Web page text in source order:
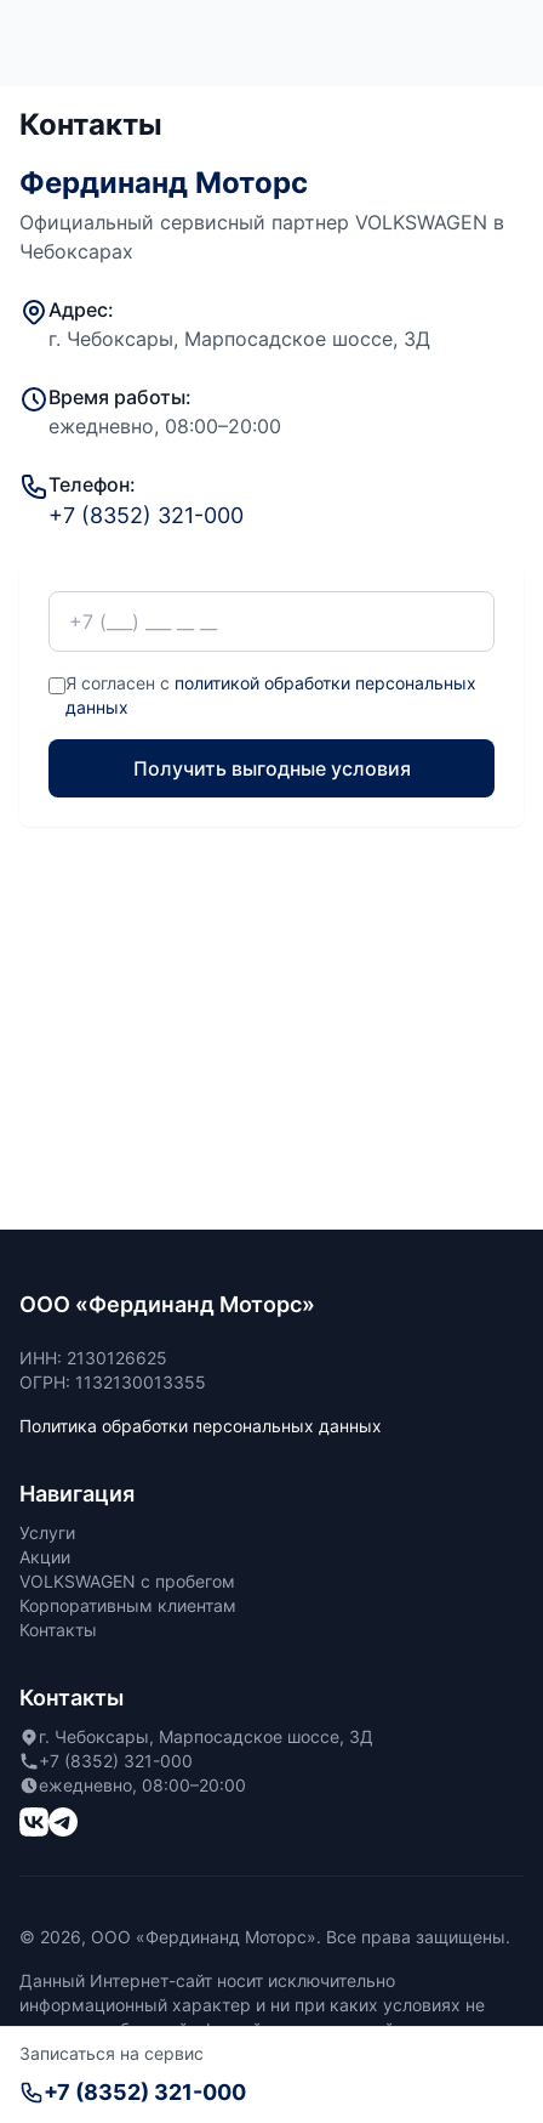
Записаться на сервис
+7 (8352) 321-000
Контакты
Фердинанд Моторс
Официальный сервисный партнер VOLKSWAGEN в
Чебоксарах
Адрес:
г. Чебоксары, Марпосадское шоссе, 3Д
Время работы:
ежедневно, 08:00–20:00
Телефон:
+7 (8352) 321-000
Я согласен с политикой обработки персональных
данных
Получить выгодные условия
ООО «Фердинанд Моторс»
ИНН: 2130126625
ОГРН: 1132130013355
Политика обработки персональных данных
Навигация
Услуги
Акции
VOLKSWAGEN с пробегом
Корпоративным клиентам
Контакты
Контакты
г. Чебоксары, Марпосадское шоссе, 3Д
+7 (8352) 321-000
ежедневно, 08:00–20:00
© 2026, ООО «Фердинанд Моторс». Все права защищены.
Данный Интернет-сайт носит исключительно
информационный характер и ни при каких условиях не
является публичной офертой, определяемой положениями
Статьи 437 Гражданского кодекса Российской Федерации.